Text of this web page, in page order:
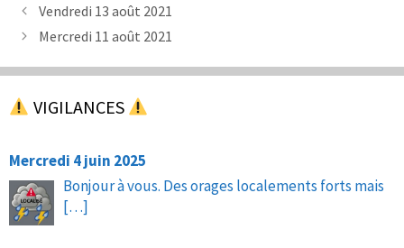
Vendredi 13 août 2021
Mercredi 11 août 2021
VIGILANCES
Mercredi 4 juin 2025
Bonjour à vous. Des orages localements forts mais
[…]